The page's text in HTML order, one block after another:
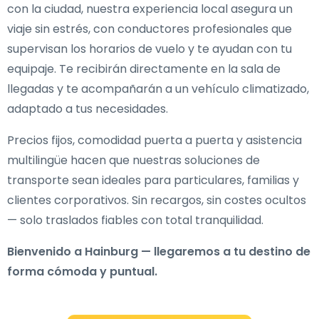
con la ciudad, nuestra experiencia local asegura un
viaje sin estrés, con conductores profesionales que
supervisan los horarios de vuelo y te ayudan con tu
equipaje. Te recibirán directamente en la sala de
llegadas y te acompañarán a un vehículo climatizado,
adaptado a tus necesidades.
Precios fijos, comodidad puerta a puerta y asistencia
multilingüe hacen que nuestras soluciones de
transporte sean ideales para particulares, familias y
clientes corporativos. Sin recargos, sin costes ocultos
— solo traslados fiables con total tranquilidad.
Bienvenido a Hainburg — llegaremos a tu destino de
forma cómoda y puntual.